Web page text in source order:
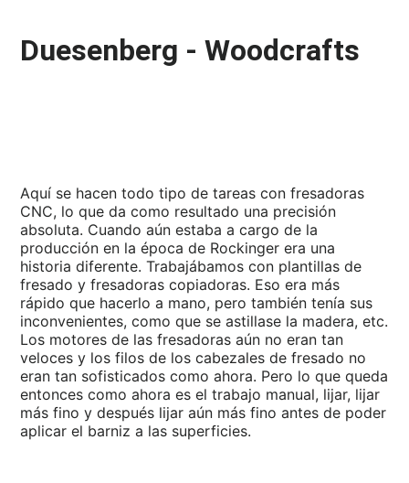
Duesenberg - Woodcrafts
Aquí se hacen todo tipo de tareas con fresadoras
CNC, lo que da como resultado una precisión
absoluta. Cuando aún estaba a cargo de la
producción en la época de Rockinger era una
historia diferente. Trabajábamos con plantillas de
fresado y fresadoras copiadoras. Eso era más
rápido que hacerlo a mano, pero también tenía sus
inconvenientes, como que se astillase la madera, etc.
Los motores de las fresadoras aún no eran tan
veloces y los filos de los cabezales de fresado no
eran tan sofisticados como ahora. Pero lo que queda
entonces como ahora es el trabajo manual, lijar, lijar
más fino y después lijar aún más fino antes de poder
aplicar el barniz a las superficies.